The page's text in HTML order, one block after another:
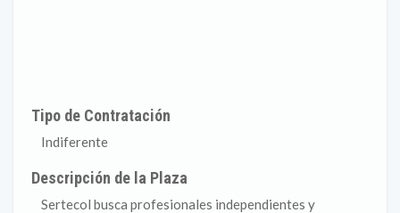
Tipo de Contratación
Indiferente
Descripción de la Plaza
Sertecol busca profesionales independientes y